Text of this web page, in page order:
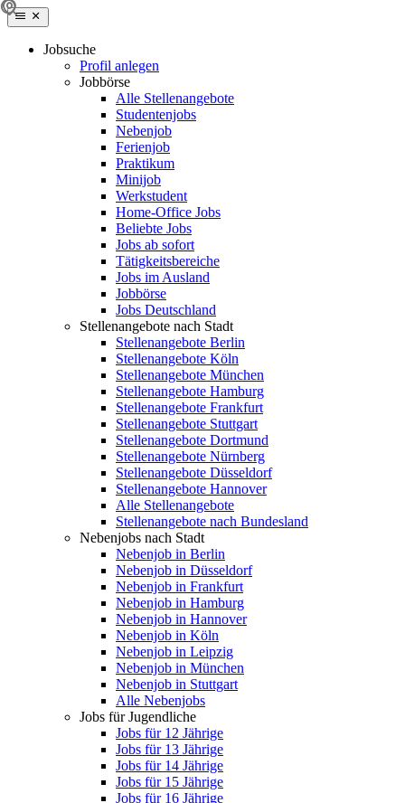
Jobsuche
Profil anlegen
Jobbörse
Alle Stellenangebote
Studentenjobs
Nebenjob
Ferienjob
Praktikum
Minijob
Werkstudent
Home-Office Jobs
Beliebte Jobs
Jobs ab sofort
Tätigkeitsbereiche
Jobs im Ausland
Jobbörse
Jobs Deutschland
Stellenangebote nach Stadt
Stellenangebote Berlin
Stellenangebote Köln
Stellenangebote München
Stellenangebote Hamburg
Stellenangebote Frankfurt
Stellenangebote Stuttgart
Stellenangebote Dortmund
Stellenangebote Nürnberg
Stellenangebote Düsseldorf
Stellenangebote Hannover
Alle Stellenangebote
Stellenangebote nach Bundesland
Nebenjobs nach Stadt
Nebenjob in Berlin
Nebenjob in Düsseldorf
Nebenjob in Frankfurt
Nebenjob in Hamburg
Nebenjob in Hannover
Nebenjob in Köln
Nebenjob in Leipzig
Nebenjob in München
Nebenjob in Stuttgart
Alle Nebenjobs
Jobs für Jugendliche
Jobs für 12 Jährige
Jobs für 13 Jährige
Jobs für 14 Jährige
Jobs für 15 Jährige
Jobs für 16 Jährige